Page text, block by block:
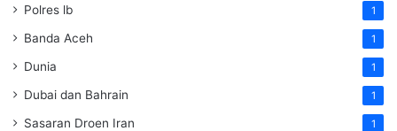
Polres lb 1
Banda Aceh 1
Dunia 1
Dubai dan Bahrain 1
Sasaran Droen Iran 1